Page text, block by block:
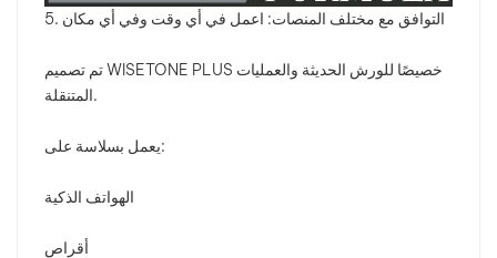
5. التوافق مع مختلف المنصات: اعمل في أي وقت وفي أي مكان
تم تصميم WISETONE PLUS خصيصًا للورش الحديثة والعمليات
المتنقلة.
يعمل بسلاسة على:
الهواتف الذكية
أقراص